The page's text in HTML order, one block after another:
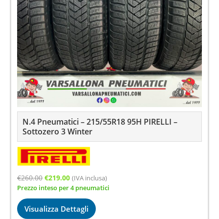
N.4 Pneumatici – 215/55R18 95H PIRELLI –
Sottozero 3 Winter
€260.00 Il
prezzo
€219.00Il
prezzo
attuale
(IVA inclusa)
Prezzo inteso per 4 pneumatici
Visualizza Dettagli